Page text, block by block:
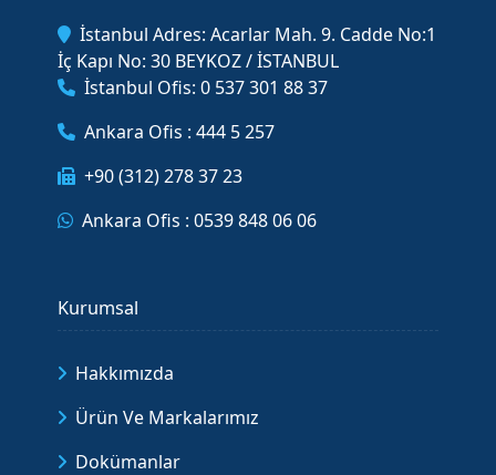
İstanbul Adres: Acarlar Mah. 9. Cadde No:1
İç Kapı No: 30 BEYKOZ / İSTANBUL
İstanbul Ofis: 0 537 301 88 37
Ankara Ofis : 444 5 257
+90 (312) 278 37 23
Ankara Ofis : 0539 848 06 06
Kurumsal
Hakkımızda
Ürün Ve Markalarımız
Dokümanlar